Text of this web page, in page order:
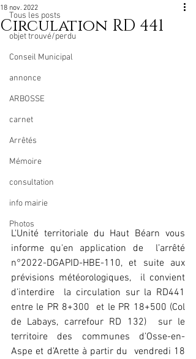
Tous les posts
objet trouvé/perdu
Conseil Municipal
annonce
ARBOSSE
carnet
Arrêtés
Mémoire
consultation
info mairie
Photos
Circulation RD 441
18 nov. 2022
L'Unité territoriale du Haut Béarn vous
informe qu'en application de  l’arrêté
n°2022-DGAPID-HBE-110, et suite aux
prévisions météorologiques,  il convient
d’interdire  la circulation sur la RD441
entre le PR 8+300  et le PR 18+500 (Col
de Labays, carrefour RD 132)  sur le
territoire des communes d’Osse-en-
Aspe et d’Arette à partir du  vendredi 18